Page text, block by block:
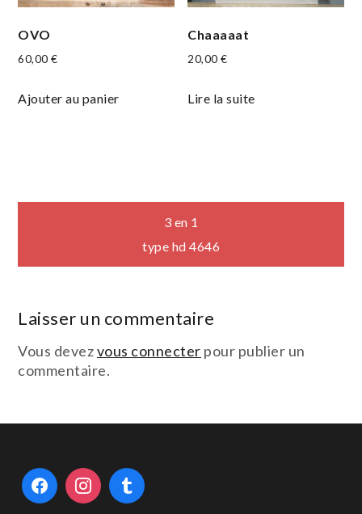
OVO
60,00€
Ajouter au panier
Chaaaaat
20,00€
Lire la suite
Navigation
de
l’article
3 en 1
type hd 4646
Laisser un commentaire
Vous devezvous connecter pour publier un
commentaire.